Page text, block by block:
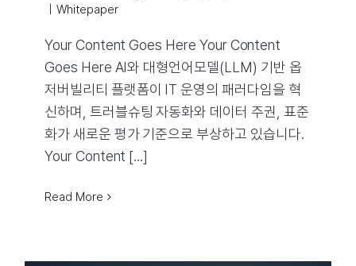
Whitepaper
Your Content Goes Here Your Content
Goes Here AI와 대형언어모델(LLM) 기반 옵
저버빌리티 플랫폼이 IT 운영의 패러다임을 혁
신하며, 트러블슈팅 자동화와 데이터 주권, 표준
화가 새로운 평가 기준으로 부상하고 있습니다.
Your Content [...]
Read More